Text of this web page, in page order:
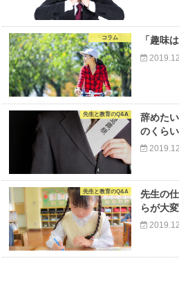
コラム 「趣味
先生と教育のQ&A
辞めた
のくら
先生と教育のQ&A
先生の
らが大